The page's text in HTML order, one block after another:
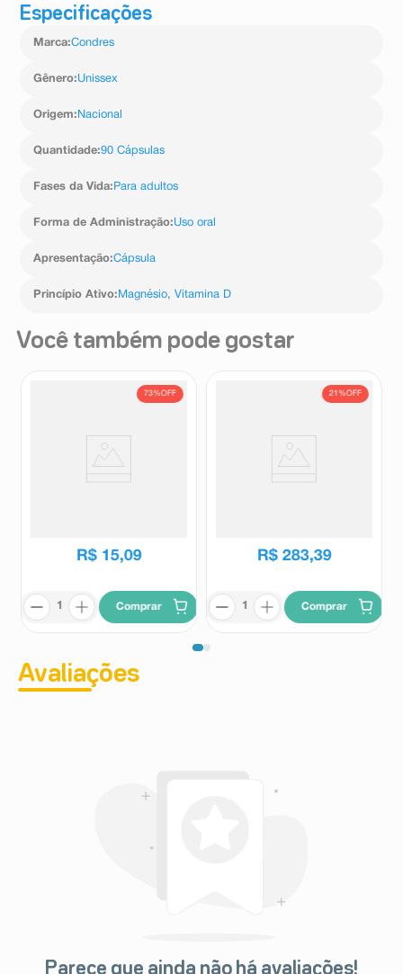
Especificações
Marca:Condres
Gênero:Unissex
Origem: Nacional
Quantidade:90 Cápsulas
Fases da Vida: Para adultos
Forma de Administração:Uso oral
Apresentação:Cápsula
Princípio Ativo: Magnésio,Vitamina D
Você também pode gostar
73%OFF
R$ 15,09
Comprar
21%OFF
R$ 283,39
Comprar
Avaliações
Parece que ainda não há avaliações!